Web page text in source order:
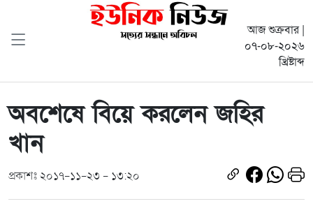
আজ শুক্রবার |
০৭-০৮-২০২৬
খ্রিষ্টাব্দ
অবশেষে বিয়ে করলেন জহির
খান
প্রকাশঃ ২০১৭-১১-২৩ - ১৩:২০